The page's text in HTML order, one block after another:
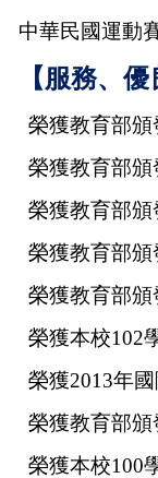
中華民國運動
【服務、優
榮獲教育部
榮獲教育部
榮獲教育部
榮獲教育部
榮獲教育部
榮獲本校102
榮獲2013年
榮獲教育部
榮獲本校100